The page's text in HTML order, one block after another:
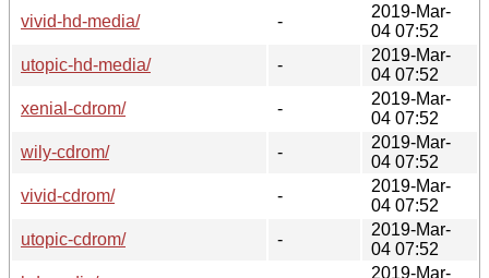
vivid-hd-media/
-
2019-Mar-
04 07:52
utopic-hd-media/
-
2019-Mar-
04 07:52
xenial-cdrom/
-
2019-Mar-
04 07:52
wily-cdrom/
-
2019-Mar-
04 07:52
vivid-cdrom/
-
2019-Mar-
04 07:52
utopic-cdrom/
-
2019-Mar-
04 07:52
2019-Mar-